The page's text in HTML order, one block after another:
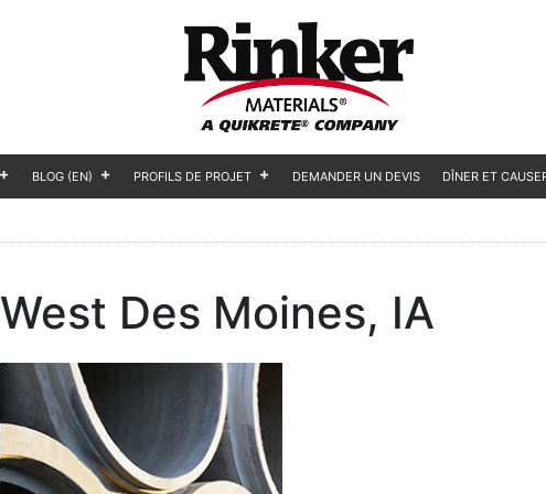
BLOG (EN) PROFILS DE PROJET DEMANDER UN DEVIS DÎNER ET
West Des Moines, IA